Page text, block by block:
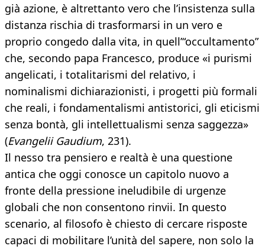
già azione, è altrettanto vero che l’insistenza sulla
distanza rischia di trasformarsi in un vero e
proprio congedo dalla vita, in quell’“occultamento”
che, secondo papa Francesco, produce «i purismi
angelicati, i totalitarismi del relativo, i
nominalismi dichiarazionisti, i progetti più formali
che reali, i fondamentalismi antistorici, gli eticismi
senza bontà, gli intellettualismi senza saggezza»
(Evangelii Gaudium, 231).
Il nesso tra pensiero e realtà è una questione
antica che oggi conosce un capitolo nuovo a
fronte della pressione ineludibile di urgenze
globali che non consentono rinvii. In questo
scenario, al filosofo è chiesto di cercare risposte
capaci di mobilitare l’unità del sapere, non solo la